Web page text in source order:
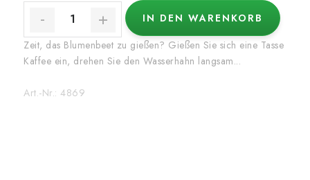
IN DEN WARENKORB
Zeit, das Blumenbeet zu gießen? Gießen Sie sich eine Tasse
Kaffee ein, drehen Sie den Wasserhahn langsam...
Art.-Nr.: 4869